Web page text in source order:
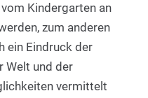
Kindergarten an
zum anderen
ein Eindruck der
Welt und der
vermittelt